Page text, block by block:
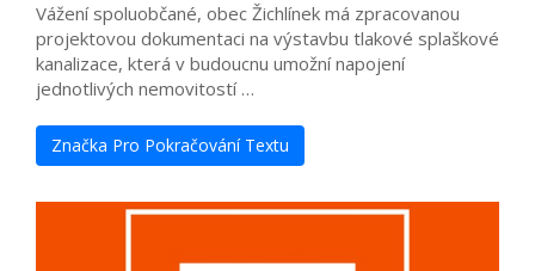
Vážení spoluobčané, obec Žichlínek má zpracovanou
projektovou dokumentaci na výstavbu tlakové splaškové
kanalizace, která v budoucnu umožní napojení
jednotlivých nemovitostí …
Značka Pro Pokračování Textu